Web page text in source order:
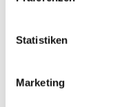
Statistiken
Marketing